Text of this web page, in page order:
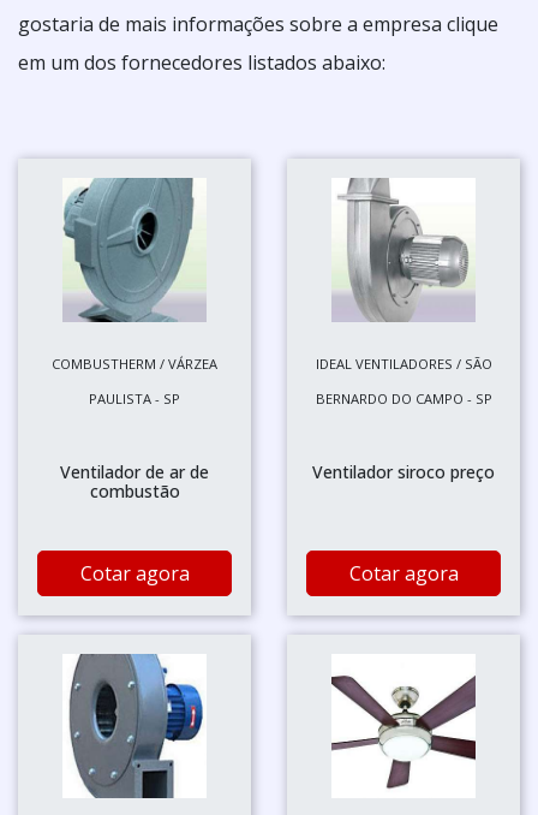
gostaria de mais informações sobre a empresa clique
em um dos fornecedores listados abaixo:
COMBUSTHERM / VÁRZEA
PAULISTA - SP
Ventilador de ar de
combustão
Cotar agora
IDEAL VENTILADORES / SÃO
BERNARDO DO CAMPO - SP
Ventilador siroco preço
Cotar agora